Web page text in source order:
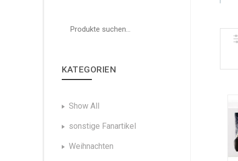
Suche nach:
KATEGORIEN
Show All
sonstige Fanartikel
Weihnachten